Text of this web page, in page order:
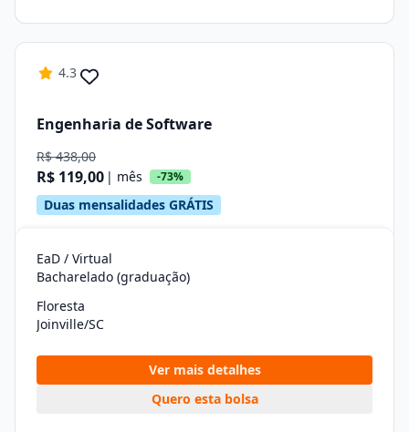
4.3
Engenharia de Software
R$ 438,00
R$ 119,00 | mês -73%
Duas mensalidades GRÁTIS
EaD / Virtual
Bacharelado (graduação)
Floresta
Joinville/SC
Ver mais detalhes
Quero esta bolsa